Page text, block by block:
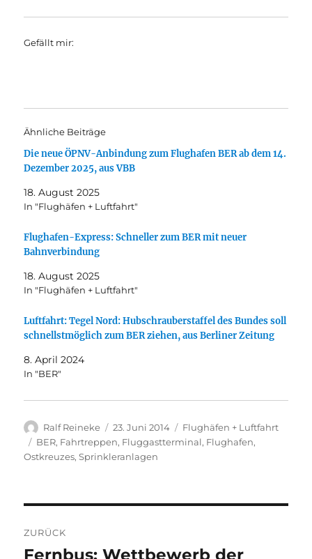
Gefällt mir:
Ähnliche Beiträge
Die neue ÖPNV-Anbindung zum Flughafen BER ab dem 14.
Dezember 2025, aus VBB
18. August 2025
In "Flughäfen + Luftfahrt"
Flughafen-Express: Schneller zum BER mit neuer
Bahnverbindung
18. August 2025
In "Flughäfen + Luftfahrt"
Luftfahrt: Tegel Nord: Hubschrauberstaffel des Bundes soll
schnellstmöglich zum BER ziehen, aus Berliner Zeitung
8. April 2024
In "BER"
Autor
Ralf Reineke
Veröffentlicht
am
23. Juni 2014 Kategorien
Flughäfen + Luftfahrt
Schlagwörter
BER, Fahrtreppen, Fluggastterminal, Flughafen,
Ostkreuzes,Sprinkleranlagen
ZURÜCK
Vorheriger
Fernbus: Wettbewerb der